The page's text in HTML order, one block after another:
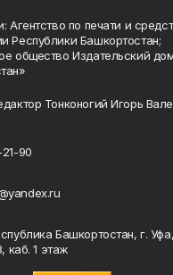
Агентство по печати и
Республики Башкортостан;
общество Издательский
Тонконогий Игорь
90
Башкортостан, г.
каб. 1 этаж